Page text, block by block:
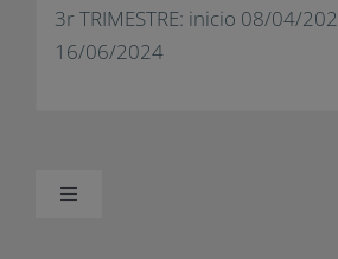
3r TRIMESTRE: inicio 08/04/
16/06/2024
Toggle